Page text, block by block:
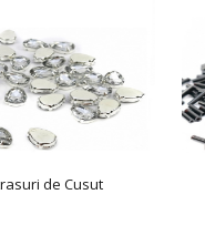
de Cusut